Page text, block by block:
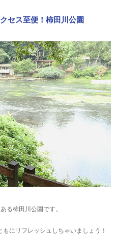
セス至便！柿田川公園
る柿田川公園です。
にリフレッシュしちゃいましょう！